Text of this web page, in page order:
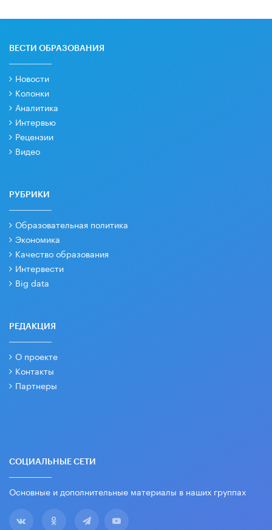
ВЕСТИ ОБРАЗОВАНИЯ
Новости
Колонки
Аналитика
Интервью
Рецензии
Видео
РУБРИКИ
Образовательная политика
Экономика
Качество образования
Интервести
Big data
РЕДАКЦИЯ
О проекте
Контакты
Партнеры
СОЦИАЛЬНЫЕ СЕТИ
Основные и дополнительные материалы в наших группах